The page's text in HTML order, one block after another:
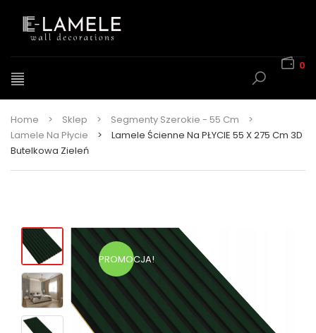
0
Home > Sklep > Segmenty Szerokie - 55 Cm
>
Lamele Na Płycie
>
Lamele Ścienne Na PŁYCIE 55 X 275 Cm 3D
Butelkowa Zieleń
PROMOCJA!